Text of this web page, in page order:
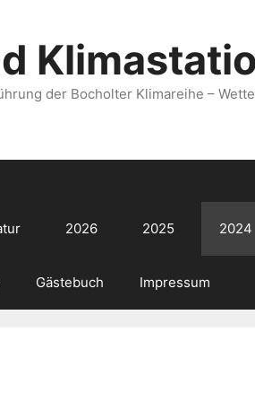
der Bocholter Klimareihe –
2026 2025 2024
Gästebuch Impressum